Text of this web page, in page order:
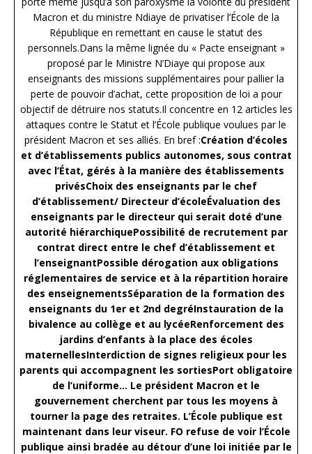
Macron et du ministre Ndiaye de privatiser l’École de la
République en remettant en cause le statut des
personnels.Dans la même lignée du « Pacte enseignant »
proposé par le Ministre N’Diaye qui propose aux
enseignants des missions supplémentaires pour pallier la
perte de pouvoir d’achat, cette proposition de loi a pour
objectif de détruire nos statuts.Il concentre en 12 articles les
attaques contre le Statut et l’École publique voulues par le
président Macron et ses alliés. En bref :Création d’écoles
et d’établissements publics autonomes, sous contrat
avec l’État, gérés à la manière des établissements
privésChoix des enseignants par le chef
d’établissement/ Directeur d’écoleÉvaluation des
enseignants par le directeur qui serait doté d’une
autorité hiérarchiquePossibilité de recrutement par
contrat direct entre le chef d’établissement et
l’enseignantPossible dérogation aux obligations
réglementaires de service et à la répartition horaire
des enseignementsSéparation de la formation des
enseignants du 1er et 2nd degréInstauration de la
bivalence au collège et au lycéeRenforcement des
jardins d’enfants à la place des écoles
maternellesInterdiction de signes religieux pour les
parents qui accompagnent les sortiesPort obligatoire
de l’uniforme… Le président Macron et le
gouvernement cherchent par tous les moyens à
tourner la page des retraites. L’École publique est
maintenant dans leur viseur. FO refuse de voir l’École
publique ainsi bradée au détour d’une loi initiée par le